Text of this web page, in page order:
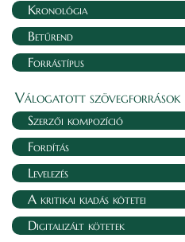
Kronológia
Betűrend
Forrástípus
Válogatott szövegforrások
Szerzői kompozíció
Fordítás
Levelezés
A kritikai kiadás kötetei
Digitalizált kötetek